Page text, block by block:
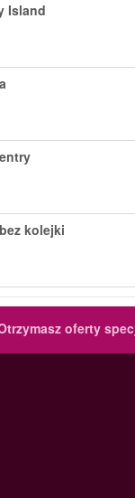
Island
kolejki
oferty